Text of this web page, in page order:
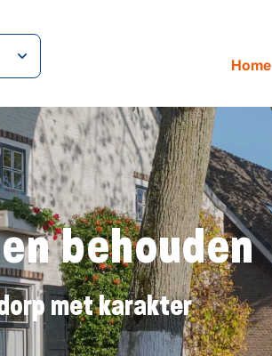
Home
behouden
met karakter